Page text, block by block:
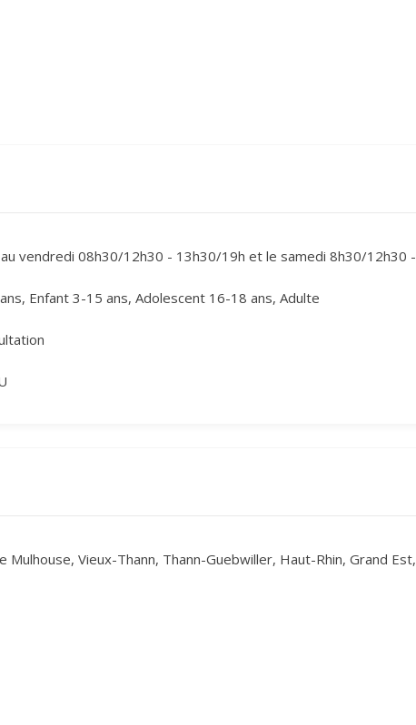
au vendredi 08h30/12h30 - 13h30/19h et le samedi 8h30/12h30
Enfant 3-15 ans, Adolescent 16-18 ans, Adulte
Mulhouse, Vieux-Thann, Thann-Guebwiller, Haut-Rhin, Grand